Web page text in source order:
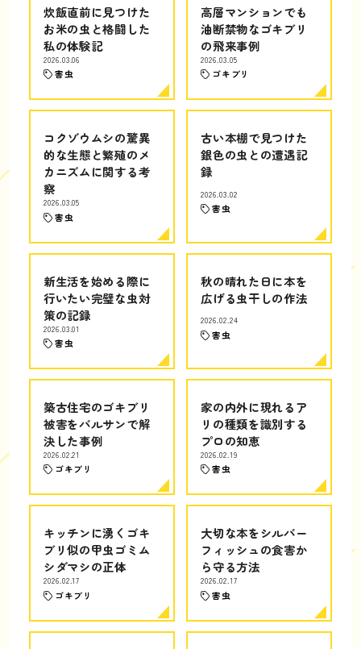
炊飯直前に見つけた
お米の虫と格闘した
私の体験記
2026.03.06
害虫
高層マンションでも
油断禁物なゴキブリ
の飛来事例
2026.03.05
ゴキブリ
コクゾウムシの驚異
的な生態と繁殖のメ
カニズムに関する考
察
2026.03.05
害虫
古い本棚で見つけた
銀色の虫との遭遇記
録
2026.03.02
害虫
新生活を始める際に
行いたい完璧な虫対
策の記録
2026.03.01
害虫
秋の晴れた日に本を
広げる虫干しの作法
2026.02.24
害虫
築古住宅のゴキブリ
被害をバルサンで解
決した事例
2026.02.21
ゴキブリ
家の内外に現れるア
リの種類を識別する
プロの知恵
2026.02.19
害虫
キッチンに湧くゴキ
ブリ似の甲虫ゴミム
シダマシの正体
2026.02.17
ゴキブリ
大切な本をシルバー
フィッシュの食害か
ら守る方法
2026.02.17
害虫